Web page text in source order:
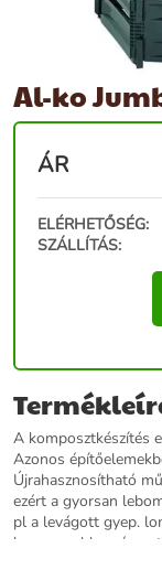
Al-ko
ÁR
ELÉRHETŐSÉG:
SZÁLLÍTÁS:
A komposztkészítés
Azonos
Újrahasznosítható
ezért a gyorsan
pl a levágott gyep.
leggyorsabban és
adagolás felülről